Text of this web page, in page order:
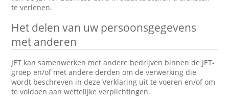
te verlenen.
Het delen van uw persoonsgegevens
met anderen
JET kan samenwerken met andere bedrijven binnen de JET-
groep en/of met andere derden om de verwerking die
wordt beschreven in deze Verklaring uit te voeren en/of om
te voldoen aan wettelijke verplichtingen.